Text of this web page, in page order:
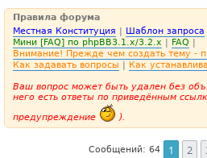
Правила форума
Местная Конституция | Шаблон запроса
Мини [FAQ] по phpBB3.1.x/3.2.x | FAQ |
Внимание! Прежде чем создать тему -
Как задавать вопросы | Как
Ваш вопрос может быть удален без
него есть ответы по приведённым
предупреждение
).
Сообщений: 64 1 2